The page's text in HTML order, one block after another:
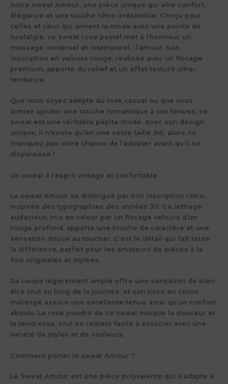
notre sweat Amour, une pièce unique qui allie confort,
élégance et une touche rétro irrésistible. Conçu pour
celles et ceux qui aiment la mode avec une pointe de
nostalgie, ce sweat rose pastel met à l’honneur un
message universel et intemporel :
l’amour. Son
inscription en velours rouge, réalisée avec un flocage
premium, apporte du relief et un effet texturé ultra-
tendance.
Que vous soyez adepte du look casual ou que vous
aimiez ajouter une touche romantique à vos tenues, ce
sweat est une véritable pépite mode. Avec son design
unique, il n’existe qu’en une seule taille (M) , alors ne
manquez pas votre chance de l’adopter avant qu’il ne
disparaisse !
Un sweat à l’esprit vintage et confortable
Le sweat Amour se distingue par son inscription rétro,
inspirée des typographies des années 70. Ce lettrage
audacieux, mis en valeur par un flocage velours d’un
rouge profond, apporte une touche de caractère et une
sensation douce au toucher. C’est le détail qui fait toute
la différence, parfait pour les amateurs de pièces à la
fois originales et stylées.
Sa coupe légèrement ample offre une sensation de bien-
être tout au long de la journée, et son tissu en coton
mélangé assure une excellente tenue ainsi qu’un confort
absolu. Le rose poudré de ce sweat évoque la douceur et
la tendresse, tout en restant facile à associer avec une
variété de styles et de couleurs.
Comment porter le sweat Amour ?
Le Sweat Amour est une pièce polyvalente qui s’adapte à